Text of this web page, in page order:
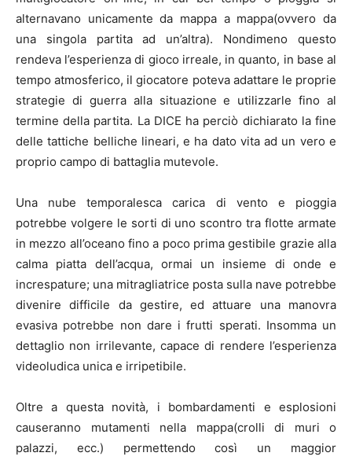
alternavano unicamente da mappa a mappa(ovvero da
una singola partita ad un’altra). Nondimeno questo
rendeva l’esperienza di gioco irreale, in quanto, in base al
tempo atmosferico, il giocatore poteva adattare le proprie
strategie di guerra alla situazione e utilizzarle fino al
termine della partita. La DICE ha perciò dichiarato la fine
delle tattiche belliche lineari, e ha dato vita ad un vero e
proprio campo di battaglia mutevole.
Una nube temporalesca carica di vento e pioggia
potrebbe volgere le sorti di uno scontro tra flotte armate
in mezzo all’oceano fino a poco prima gestibile grazie alla
calma piatta dell’acqua, ormai un insieme di onde e
increspature; una mitragliatrice posta sulla nave potrebbe
divenire difficile da gestire, ed attuare una manovra
evasiva potrebbe non dare i frutti sperati. Insomma un
dettaglio non irrilevante, capace di rendere l’esperienza
videoludica unica e irripetibile.
Oltre a questa novità, i bombardamenti e esplosioni
causeranno mutamenti nella mappa(crolli di muri o
palazzi, ecc.) permettendo così un maggior